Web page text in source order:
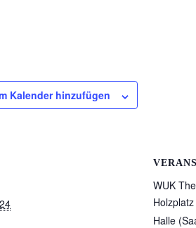
Kalender hinzufügen
WUK
Halle